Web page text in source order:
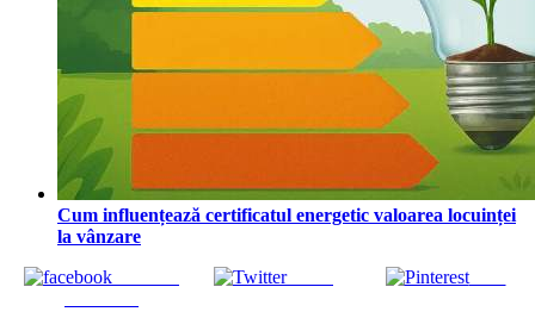
Cum influențează certificatul energetic valoarea locuinței
la vânzare
Tweet Save